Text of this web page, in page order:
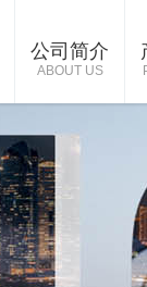
公司简介
ABOUT US